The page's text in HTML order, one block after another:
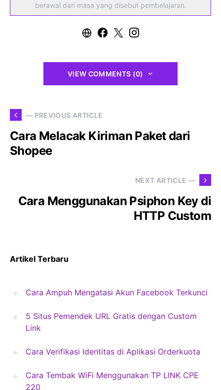
berawal dari masa yang disebut pembelajaran.
VIEW COMMENTS (0)
— PREVIOUS ARTICLE
Cara Melacak Kiriman Paket dari
Shopee
NEXT ARTICLE —
Cara Menggunakan Psiphon Key di
HTTP Custom
Artikel Terbaru
Cara Ampuh Mengatasi Akun Facebook Terkunci
5 Situs Pemendek URL Gratis dengan Custom
Link
Cara Verifikasi Identitas di Aplikasi Orderkuota
Cara Tembak WiFi Menggunakan TP LINK CPE
220